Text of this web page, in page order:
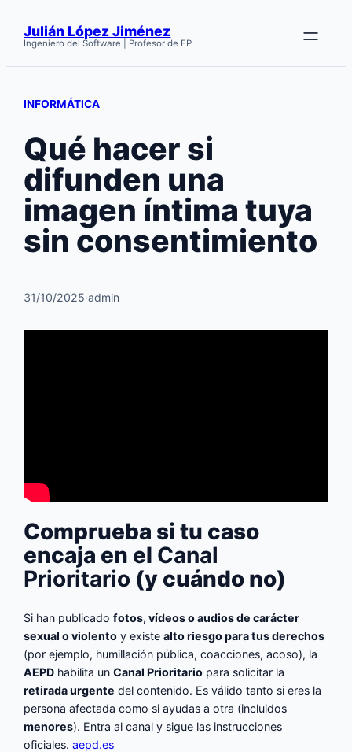
contenido
Julián López Jiménez
Ingeniero del Software | Profesor de FP
INFORMÁTICA
Qué hacer si
difunden una
imagen íntima tuya
sin consentimiento
31/10/2025·admin
Comprueba si tu caso
encaja en el Canal
Prioritario (y cuándo no)
Si han publicadofotos, vídeos o audios de carácter
sexual o violento y existealto riesgo para tus derechos
(por ejemplo, humillación pública, coacciones, acoso), la
AEPD habilita unCanal Prioritario para solicitar la
retirada urgente del contenido. Es válido tanto si eres la
persona afectada como si ayudas a otra (incluidos
menores). Entra al canal y sigue las instrucciones
oficiales.aepd.es